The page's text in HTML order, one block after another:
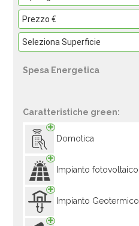
Spesa Energetica
Caratteristiche green:
Domotica
Impianto fotovoltaico
Impianto Geotermico